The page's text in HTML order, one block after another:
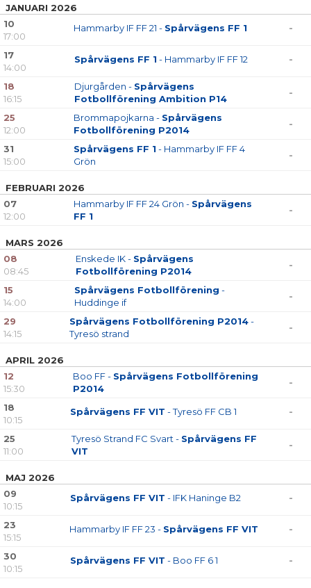
JANUARI 2026
10
17:00
Hammarby IF FF 21 - Spårvägens FF 1 -
17
14:00
Spårvägens FF 1 - Hammarby IF FF 12 -
18
16:15
Djurgården - Spårvägens
Fotbollförening Ambition P14
-
25
12:00
Brommapojkarna - Spårvägens
Fotbollförening P2014
-
31
15:00
Spårvägens FF 1 - Hammarby IF FF 4
Grön
-
FEBRUARI 2026
07
12:00
Hammarby IF FF 24 Grön - Spårvägens
FF 1
-
MARS 2026
08
08:45
Enskede IK - Spårvägens
Fotbollförening P2014
-
15
14:00
Spårvägens Fotbollförening -
Huddinge if
-
29
14:15
Spårvägens Fotbollförening P2014-
Tyresö strand
-
APRIL 2026
12
15:30
Boo FF - Spårvägens Fotbollförening
P2014
-
18
10:15
Spårvägens FF VIT - Tyresö FF CB 1 -
25
11:00
Tyresö Strand FC Svart - Spårvägens FF
VIT
-
MAJ 2026
09
10:15
Spårvägens FF VIT - IFK Haninge B2 -
23
15:15
Hammarby IF FF 23 - Spårvägens FF VIT -
30
10:15
Spårvägens FF VIT - Boo FF 6 1 -